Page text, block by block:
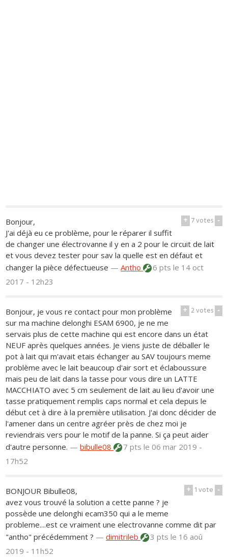
+ 7votes -
Bonjour,
J'ai déjà eu ce problème, pour le réparer il suffit
de changer une électrovanne il y en a 2 pour le circuit de lait
et vous devez tester pour sav la quelle est en défaut et
changer la pièce défectueuse —Antho 6 ptsle 14 oct
2017 - 12h23
+ 2votes -
Bonjour, je vous re contact pour mon problème
sur ma machine delonghi ESAM 6900, je ne me
servais plus de cette machine qui est encore dans un état
NEUF après quelques années. Je viens juste de déballer le
pot à lait qui m'avait etais échanger au SAV toujours meme
problème avec le lait beaucoup d'air sort et éclaboussure
mais peu de lait dans la tasse pour vous dire un LATTE
MACCHIATO avec 5 cm seulement de lait au lieu d'avoir une
tasse pratiquement remplis caps normal et cela depuis le
début cet à dire à la première utilisation. J'ai donc décider de
l'amener dans un centre agréer près de chez moi je
reviendrais vers pour le motif de la panne. Si ça peut aider
d'autre personne. —bibulle08 7 ptsle 06 mar 2019 -
17h52
+ 1vote -
BONJOUR Bibulle08,
avez vous trouvé la solution a cette panne ? je
possède une delonghi ecam350 qui a le meme
probleme....est ce vraiment une electrovanne comme dit par
"antho" précédemment ? —dimitrileb 3 ptsle 16 aoû
2019 - 11h52